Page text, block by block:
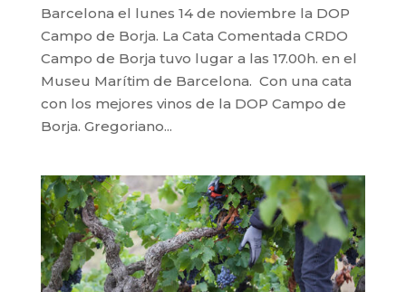
Barcelona el lunes 14 de noviembre la DOP
Campo de Borja. La Cata Comentada CRDO
Campo de Borja tuvo lugar a las 17.00h. en el
Museu Marítim de Barcelona. Con una cata
con los mejores vinos de la DOP Campo de
Borja. Gregoriano...